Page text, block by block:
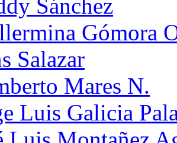
Sánchez
Gómora
Salazar
Mares N.
Luis Galicia